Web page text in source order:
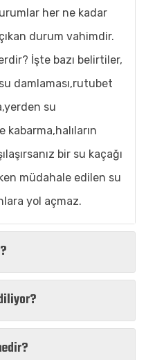
her ne kadar
durum vahimdir.
İşte bazı belirtiler,
damlaması,rutubet
su
kabarma,halıların
bir su kaçağı
müdahale edilen su
yol açmaz.